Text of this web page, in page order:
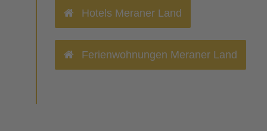
Hotels Meraner Land
Ferienwohnungen Meraner Land